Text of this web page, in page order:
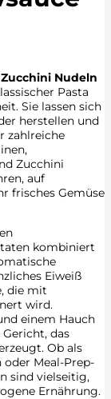
Zucchini Nudeln
Pasta
Sie lassen sich
herstellen und
zahlreiche
Zucchini
auf
frisches Gemüse
kombiniert
Eiweiß
die mit
wird.
einem Hauch
das
Ob als
oder Meal-Prep-
sind vielseitig,
Ernährung.